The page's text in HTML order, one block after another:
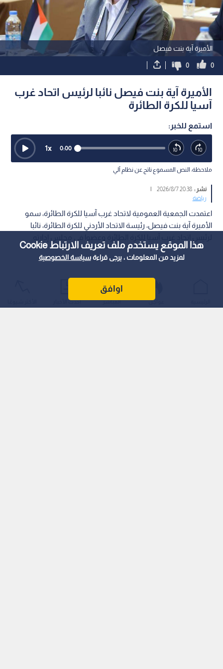
هذا الموقع يستخدم ملف تعريف الارتباط Cookie
لمزيد من المعلومات ، يرجى قراءةسياسة الخصوصية
اوافق
الأميرة آية بنت فيصل
0
0
الأميرة آية بنت فيصل نائبا لرئيس اتحاد غرب
آسيا للكرة الطائرة
استمع للخبر:
0:00
1x
ملاحظة: النص المسموع ناتج عن نظام آلي
نشر :20:38 2026/8/7
|
رياضة
اعتمدت الجمعية العمومية لاتحاد غرب آسيا للكرة الطائرة، سمو
الأميرة آية بنت فيصل، رئيسة الاتحاد الأردني للكرة الطائرة، نائبا
عواجل المباشر أحدث الأخبار